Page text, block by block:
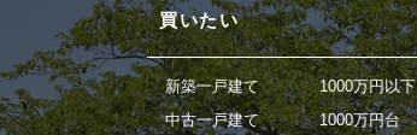
買いたい
新築一戸建て
中古一戸建て
1000万円以下
1000万円台